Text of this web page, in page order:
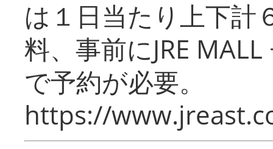
は１日当たり上下計
料、事前にJRE
で予約が必要。
https://